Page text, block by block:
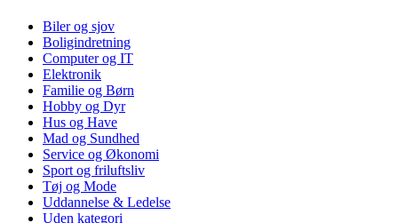
Biler og sjov
Boligindretning
Computer og IT
Elektronik
Familie og Børn
Hobby og Dyr
Hus og Have
Mad og Sundhed
Service og Økonomi
Sport og friluftsliv
Tøj og Mode
Uddannelse & Ledelse
Uden kategori